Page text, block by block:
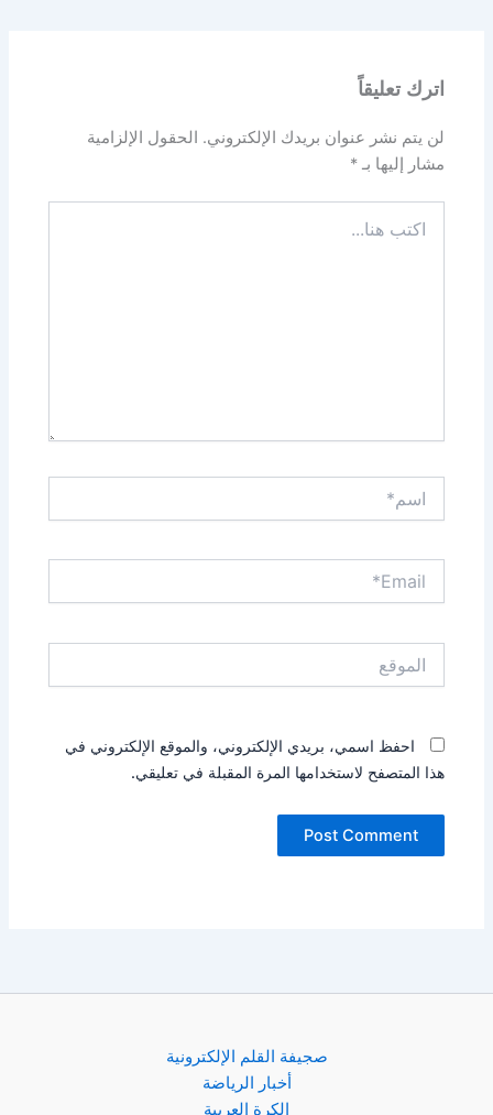
اترك تعليقاً
لن يتم نشر عنوان بريدك الإلكتروني. الحقول الإلزامية
مشار إليها بـ*
هنا...
احفظ اسمي، بريدي الإلكتروني، والموقع الإلكتروني في
هذا المتصفح لاستخدامها المرة المقبلة في تعليقي.
صجيفة القلم الإلكترونية
أخبار الرياضة
الكرة العربية